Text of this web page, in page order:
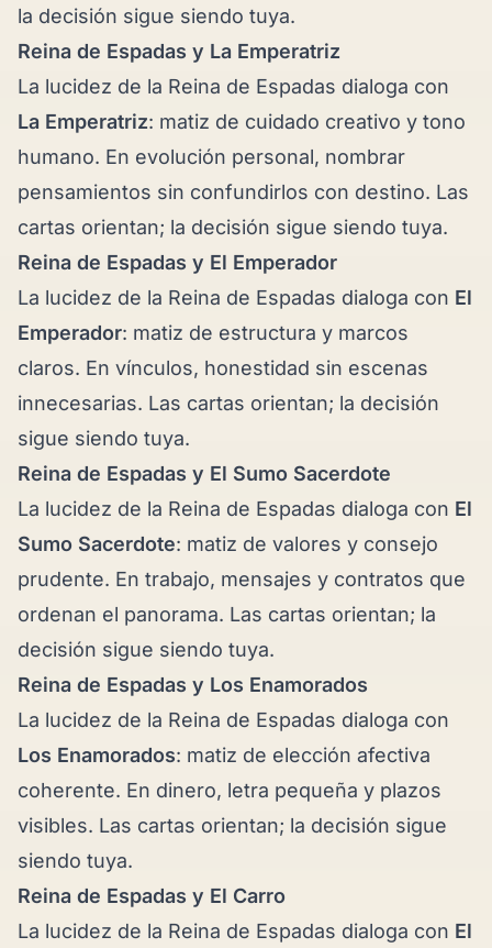
la decisión sigue siendo tuya.
Reina de Espadas y La Emperatriz
La lucidez de la Reina de Espadas dialoga con
La Emperatriz: matiz de cuidado creativo y tono
humano. En evolución personal, nombrar
pensamientos sin confundirlos con destino. Las
cartas orientan; la decisión sigue siendo tuya.
Reina de Espadas y El Emperador
La lucidez de la Reina de Espadas dialoga con El
Emperador: matiz de estructura y marcos
claros. En vínculos, honestidad sin escenas
innecesarias. Las cartas orientan; la decisión
sigue siendo tuya.
Reina de Espadas y El Sumo Sacerdote
La lucidez de la Reina de Espadas dialoga con El
Sumo Sacerdote: matiz de valores y consejo
prudente. En trabajo, mensajes y contratos que
ordenan el panorama. Las cartas orientan; la
decisión sigue siendo tuya.
Reina de Espadas y Los Enamorados
La lucidez de la Reina de Espadas dialoga con
Los Enamorados: matiz de elección afectiva
coherente. En dinero, letra pequeña y plazos
visibles. Las cartas orientan; la decisión sigue
siendo tuya.
Reina de Espadas y El Carro
La lucidez de la Reina de Espadas dialoga con El